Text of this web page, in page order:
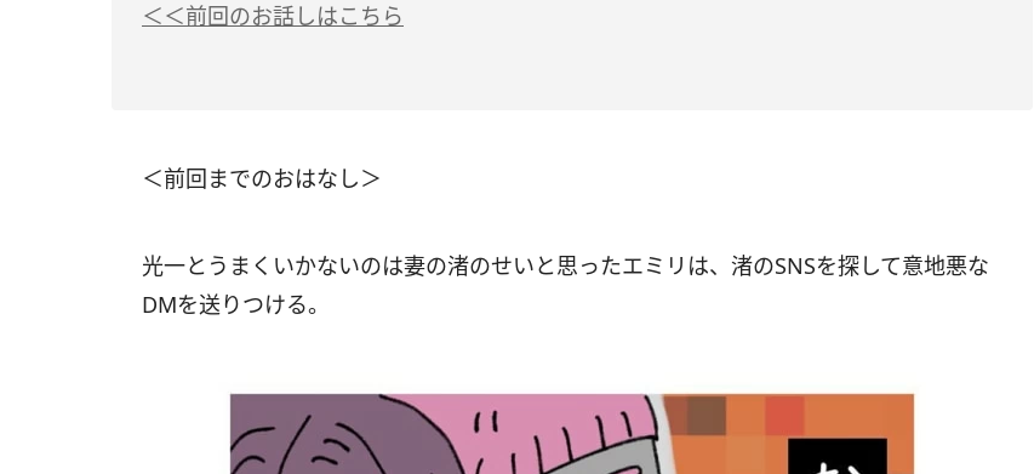
＜＜前回のお話しはこちら
＜前回までのおはなし＞
光一とうまくいかないのは妻の渚のせいと思ったエミリは、渚のSNSを探して意地悪な
DMを送りつける。